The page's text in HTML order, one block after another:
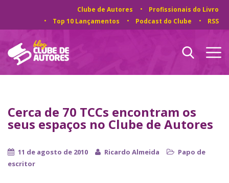
Clube de Autores
Profissionais do Livro
Top 10 Lançamentos
Podcast do Clube RSS
Cerca de 70 TCCs encontram os
seus espaços no Clube de Autores
11 de agosto de 2010 Ricardo Almeida
Papo de
escritor